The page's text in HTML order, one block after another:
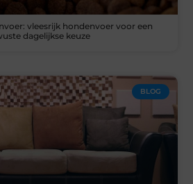
vleesrijk hondenvoer voor een
dagelijkse keuze
BLOG